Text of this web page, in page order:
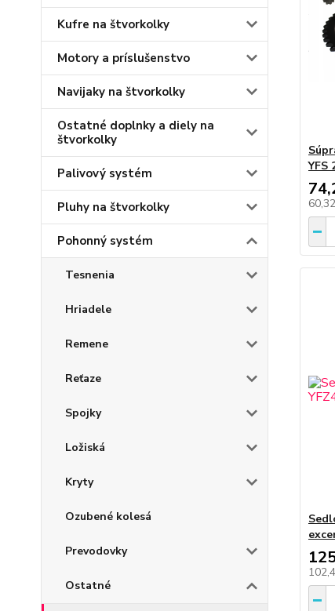
Kufre na štvorkolky
Motory a príslušenstvo
Navijaky na štvorkolky
Ostatné doplnky a diely na
štvorkolky
Palivový systém
Pluhy na štvorkolky
Pohonný systém
Tesnenia
Hriadele
Remene
Reťaze
Spojky
Ložiská
Kryty
Ozubené kolesá
Prevodovky
Ostatné
YFS